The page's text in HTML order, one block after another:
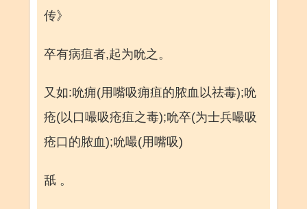
传》
卒有病疽者,起为吮之。
又如:吮痈(用嘴吸痈疽的脓血以祛毒);吮
疮(以口嘬吸疮疽之毒);吮卒(为士兵嘬吸
疮口的脓血);吮嘬(用嘴吸)
舐 。